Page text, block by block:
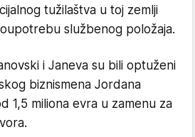
tužilaštva u toj zemlji
službenog položaja.
i Janeva su bili optuženi
biznismena Jordana
1,5 miliona evra u zamenu za